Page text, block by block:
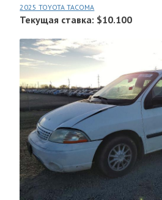
2025 TOYOTA TACOMA
Текущая ставка: $10.100